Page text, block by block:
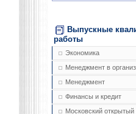
Выпускные
работы
Экономика
Менеджмент в
Менеджмент
Финансы и кредит
Московский открытый